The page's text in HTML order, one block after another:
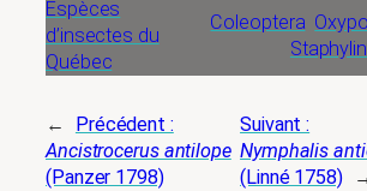
Espèces
d’insectes du
Québec
Coleoptera
←
Précédent :
Ancistrocerus antilope
(Panzer 1798)
Suivant :
Nymphalis
(Linné 1758)